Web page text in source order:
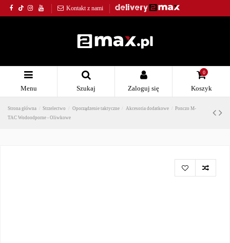
Kontakt z nami
Menu Szukaj Zaloguj się
0
Koszyk
Strona główna Strzelectwo Oporządzenie taktyczne Akcesoria dodatkowe
Ponczo M-
TAC Wodoodporne - Oliwkowe